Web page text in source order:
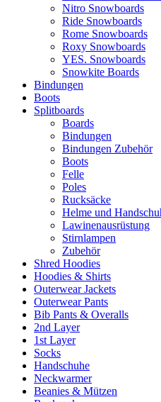
Nitro Snowboards
Ride Snowboards
Rome Snowboards
Roxy Snowboards
YES. Snowboards
Snowkite Boards
Bindungen
Boots
Splitboards
Boards
Bindungen
Bindungen Zubehör
Boots
Felle
Poles
Rucksäcke
Helme und
Lawinenausrüstung
Stirnlampen
Zubehör
Shred Hoodies
Hoodies & Shirts
Outerwear Jackets
Outerwear Pants
Bib Pants & Overalls
2nd Layer
1st Layer
Socks
Handschuhe
Neckwarmer
Beanies & Mützen